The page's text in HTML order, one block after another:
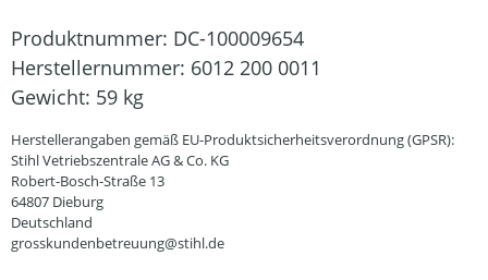
Produktnummer: DC-100009654
Herstellernummer: 6012 200 0011
Gewicht: 59 kg
Herstellerangaben gemäß EU-Produktsicherheitsverordnung (GPSR):
Stihl Vetriebszentrale AG & Co. KG
Robert-Bosch-Straße 13
64807 Dieburg
Deutschland
grosskundenbetreuung@stihl.de